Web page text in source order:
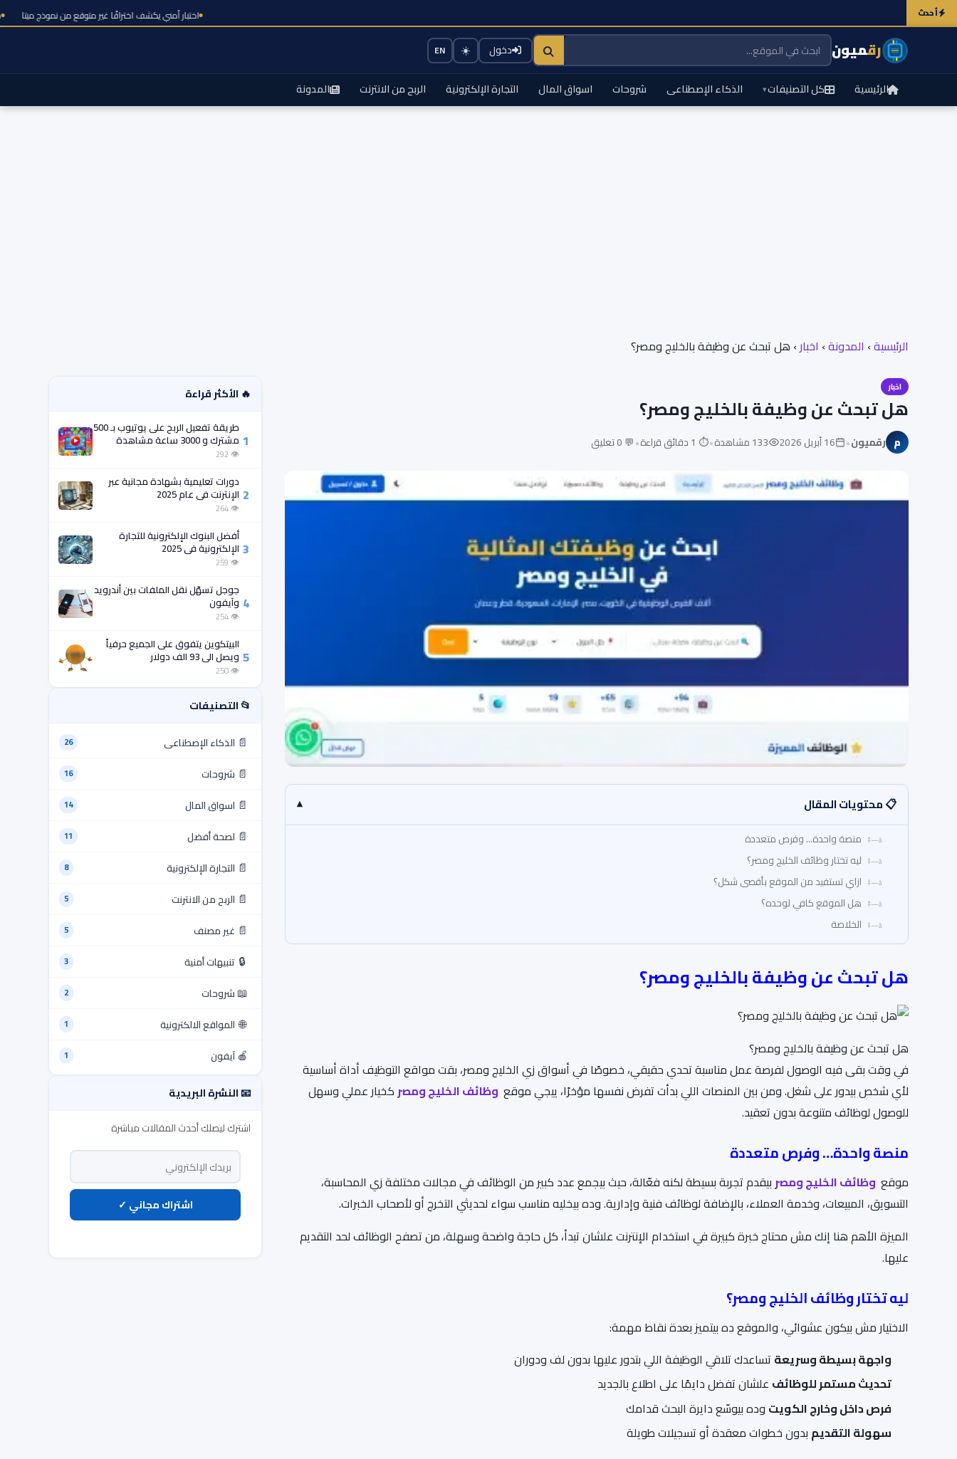
أحدث اختبار أمني يكشف اختراقًا غير متوقع من
رقميون دخول ☀️
EN
الرئيسية كل التصنيفات▾ الذكاء الإصطناعى شروحات اسواق المال التجارة الإلكترونية الربح من الانترنت المدونة
الرئيسية› المدونة› اخبار› هل تبحث عن وظيفة بالخليج ومصر؟
اخبار
هل تبحث عن وظيفة بالخليج ومصر؟
م رقميون• 16 أبريل 2026 133 مشاهدة •⏱ 1 دقائق قراءة •💬 0 تعليق
📋 محتويات المقال ▾
منصة واحدة… وفرص متعددة
ليه تختار وظائف الخليج ومصر؟
ازاي تستفيد من الموقع بأقصى شكل؟
هل الموقع كافي لوحده؟
الخلاصة
هل تبحث عنوظيفة بالخليج ومصر؟
هل تبحث عن وظيفة بالخليج ومصر؟
في وقت بقى فيه الوصول لفرصة عمل مناسبة تحدي حقيقي، خصوصًا في أسواق زي الخليج ومصر، بقت مواقع التوظيف أداة أساسية
لأي شخص بيدور على شغل. ومن بين المنصات اللي بدأت تفرض نفسها مؤخرًا، ييجي موقع وظائف الخليج ومصركخيار عملي وسهل
للوصول لوظائف متنوعة بدون تعقيد.
منصة واحدة… وفرص متعددة
موقع وظائف الخليج ومصربيقدم تجربة بسيطة لكنه فعّالة، حيث بيجمع عدد كبير من الوظائف في مجالات مختلفة زي المحاسبة،
التسويق، المبيعات، وخدمة العملاء، بالإضافة لوظائف فنية وإدارية. وده بيخليه مناسب سواء لحديثي التخرج أو لأصحاب الخبرات.
الميزة الأهم هنا إنك مش محتاج خبرة كبيرة في استخدام الإنترنت علشان تبدأ، كل حاجة واضحة وسهلة، من تصفح الوظائف لحد التقديم
عليها.
ليه تختاروظائف الخليج ومصر؟
الاختيار مش بيكون عشوائي، والموقع ده بيتميز بعدة نقاط مهمة:
واجهة بسيطة وسريعة تساعدك تلاقي الوظيفة اللي بتدور عليها بدون لف ودوران
تحديث مستمر للوظائف علشان تفضل دايمًا على اطلاع بالجديد
فرص داخل وخارج الكويت وده بيوسّع دايرة البحث قدامك
سهولة التقديم بدون خطوات معقدة أو تسجيلات طويلة
🔥 الأكثر قراءة
1
طريقة تفعيل الربح على يوتيوب بـ 500
مشترك و 3000 ساعة مشاهدة
فقط!
👁 292
2
دورات تعليمية بشهادة مجانية عبر
الإنترنت في عام 2025
👁 264
3
أفضل البنوك الإلكترونية للتجارة
الإلكترونية في 2025
👁 259
4
جوجل تسهّل نقل الملفات بين أندرويد
وآيفون
👁 254
5
البيتكوين يتفوق على الجميع حرفياً
ويصل الى 93 الف دولار
👁 250
📂 التصنيفات
📄 الذكاء الإصطناعى 26
📄 شروحات 16
📄 اسواق المال 14
📄 لصحة أفضل 11
📄 التجارة الإلكترونية 8
📄 الربح من الانترنت 5
📄 غير مصنف 5
🔒 تنبيهات أمنية 3
📖شروحات 2
🌐 المواقع الالكترونية 1
🍎آيفون 1
📧 النشرة البريدية
اشترك ليصلك أحدث المقالات مباشرة
اشتراك مجاني ✓